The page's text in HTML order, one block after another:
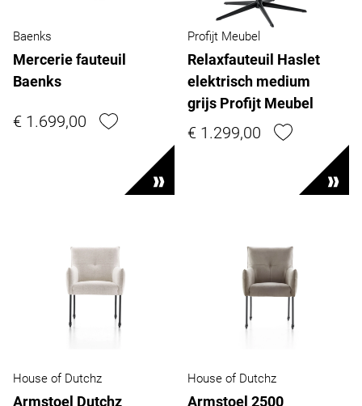
Baenks
Mercerie fauteuil
Baenks
€ 1.699,00
Profijt Meubel
Relaxfauteuil Haslet
elektrisch medium
grijs Profijt Meubel
€ 1.299,00
House of Dutchz
Armstoel Dutchz
House of Dutchz
Armstoel 2500